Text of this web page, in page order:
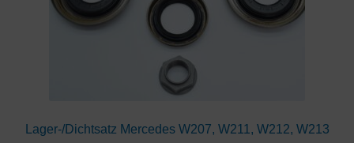
Lager-/Dichtsatz Mercedes W207, W211, W212, W213